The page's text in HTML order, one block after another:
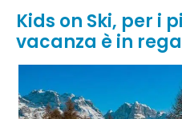
Kids on Ski, per i
vacanza è in